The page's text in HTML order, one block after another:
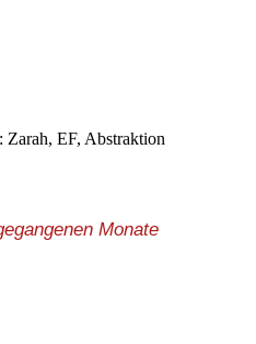
Zarah, EF, Abstraktion
Monate